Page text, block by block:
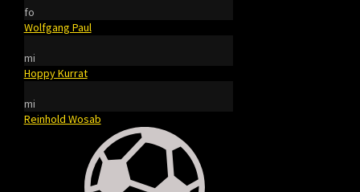
fo
Wolfgang Paul
mi
Hoppy Kurrat
mi
Reinhold Wosab